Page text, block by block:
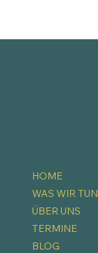
HOME
WAS WIR TUN
ÜBER UNS
TERMINE
BLOG